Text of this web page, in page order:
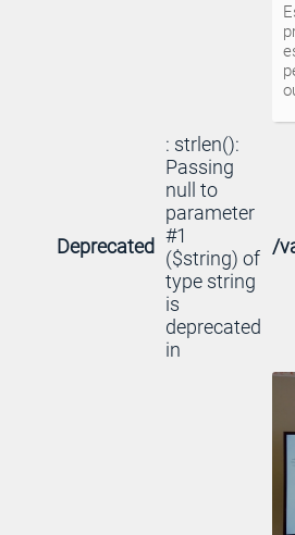
Deprecated
: strlen():
Passing
null to
parameter
#1
($string) of
type string
is
deprecated
in
/